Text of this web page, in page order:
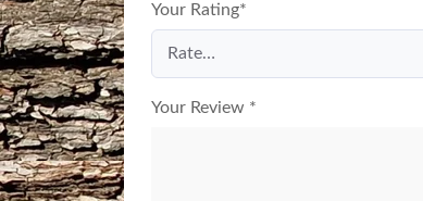
Your Rating*
Your Review *